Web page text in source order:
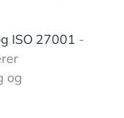
ISO 27001 -
og